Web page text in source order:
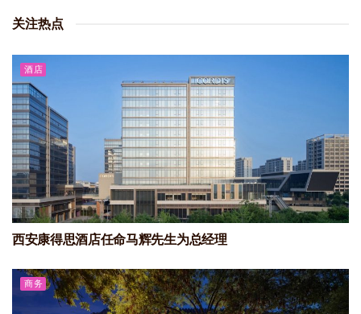
关注热点
酒店
西安康得思酒店任命马辉先生为总经理
商务